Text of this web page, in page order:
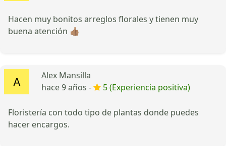
Hacen muy bonitos arreglos florales y tienen muy
buena atención 👍🏽
Alex Mansilla
hace 9 años -
5 (Experiencia positiva)
Floristería con todo tipo de plantas donde puedes
hacer encargos.